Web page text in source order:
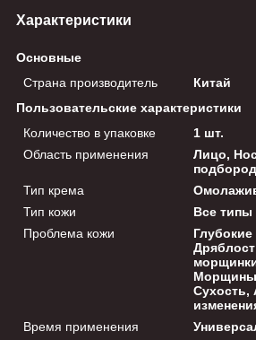
Характеристики
Основные
Страна производитель
Китай
Пользовательские характеристики
Количество в упаковке
1 шт.
Область применения
Лицо,
Тип крема
Тип кожи
Все типы
Проблема кожи
Сухость,
Время применения